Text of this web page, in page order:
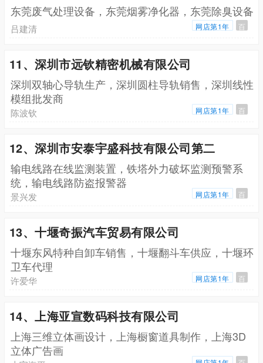
东莞废气处理设备，东莞烟雾净化器，东莞除臭设备
吕建清 网店第1年 百
11、深圳市远钦精密机械有限公司
深圳双轴心导轨生产，深圳圆柱导轨销售，深圳线性
模组批发商
陈波钦 网店第1年 百
12、深圳市安泰宇盛科技有限公司第二
输电线路在线监测装置，铁塔外力破坏监测预警系
统，输电线路防盗报警器
景兴发 网店第1年 百
13、十堰奇振汽车贸易有限公司
十堰东风特种自卸车销售，十堰翻斗车供应，十堰环
卫车代理
许爱华 网店第1年 百
14、上海亚宣数码科技有限公司
上海三维立体画设计，上海橱窗道具制作，上海3D
立体广告画